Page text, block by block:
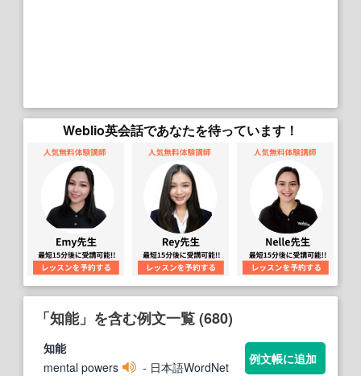
Weblio英会話であなたを待っています！
「知能」を含む例文一覧 (680)
知能
mental powers
- 日本語WordNet
例文帳に追加